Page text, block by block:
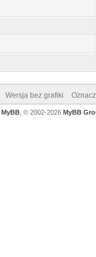
Wersja bez grafiki
MyBB , © 2002-2026 MyBB